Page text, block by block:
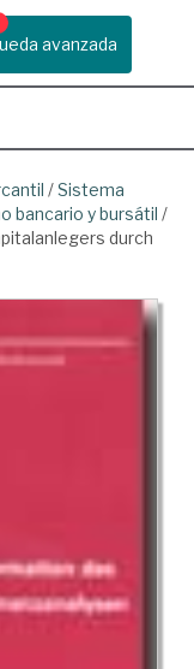
avanzada
/Sistema
bancario y bursátil /
durch